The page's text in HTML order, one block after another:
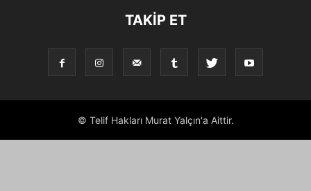
TAKIP ET
© Telif Hakları Murat Yalçın'a Aittir.